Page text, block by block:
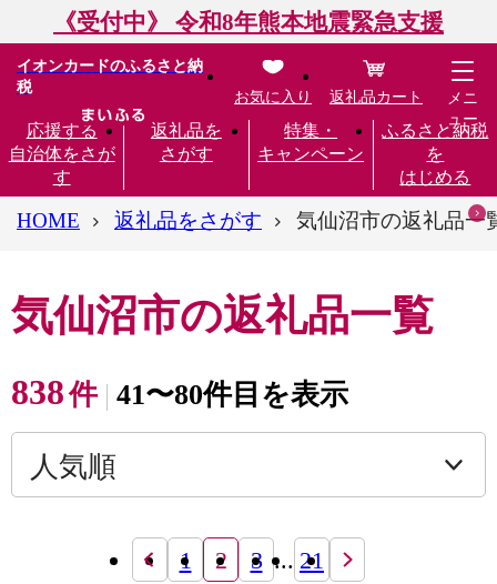
《受付中》 令和8年熊本地震緊急支援
イオンカードのふるさと納
税
応援する
自治体をさが
す
返礼品を
さがす
特集・
キャンペーン
ふるさと納税
を
はじめる
お気に入り 返礼品カート
メニ
ュー
HOME 返礼品をさがす 気仙沼市の返礼品一
気仙沼市の返礼品一覧
838件 41〜80件目を表示
1 2 3 ... 21